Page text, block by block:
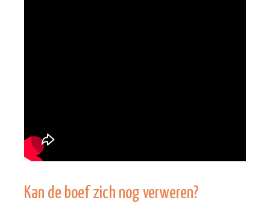
Kan de boef zich nog verweren?